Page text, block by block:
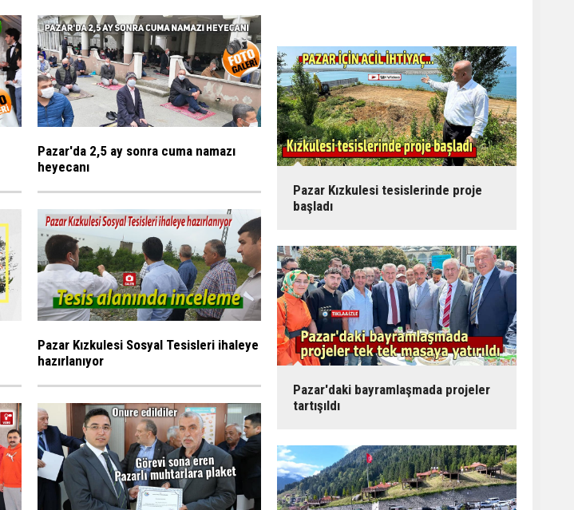
Pazar'da 2,5 ay sonra cuma namazı
heyecanı
Pazar Kızkulesi Sosyal Tesisleri ihaleye
hazırlanıyor
Pazar Kızkulesi tesislerinde proje
başladı
Pazar'daki bayramlaşmada projeler
tartışıldı